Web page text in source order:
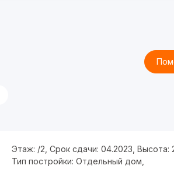
Этаж: /2 Срок сдачи: 04.2023 Высота:
Тип постройки: Отдельный дом